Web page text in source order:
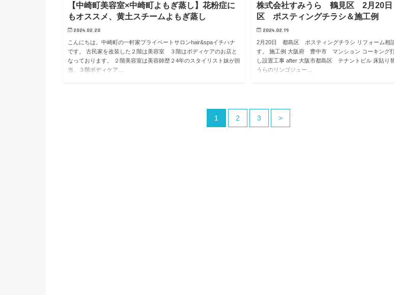
【中崎町美容室×中崎町よもぎ蒸し】花粉症に
もオススメ、黄土スチームよもぎ蒸し
2024.02.20
こんにちは。中崎町の一軒家プライベートサロンhair&spaイチハナ
です。 古民家を改装した２階は美容室 ３階はボディケアのお店と
なっております。 ２階美容室は美容師歴２4年のスタイリスト妹が担
当、３階ボディケア…
株式会社すみうら 鶴見区 2月20
区 ポスティングチラシ＆施工例
2024.02.19
2月20日 都島区 ポスティングチラシ リフォーム相
す。 施工例 大阪府 豊中市 マンション コーキング
し設置工事 after 大阪市都島区 テナントビル 床貼り
うらのリンゴジュー…
1 2 3 >